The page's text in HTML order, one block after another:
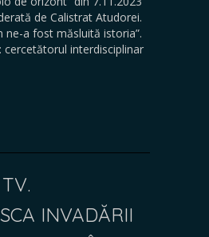
de Calistrat Atudorei.
ne-a fost măsluită istoria”.
cercetătorul interdisciplinar
INVADĂRII